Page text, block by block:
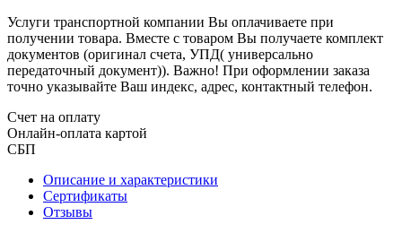
Услуги транспортной компании Вы оплачиваете при
получении товара. Вместе с товаром Вы получаете комплект
документов (оригинал счета, УПД( универсально
передаточный документ)). Важно! При оформлении заказа
точно указывайте Ваш индекс, адрес, контактный телефон.
Счет на оплату
Онлайн-оплата картой
СБП
Описание и характеристики
Сертификаты
Отзывы